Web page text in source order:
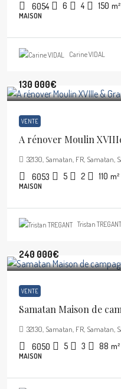
6054 6 4 150 m²
MAISON
Carine VIDAL
130 000€
VENTE
A rénover Moulin
32130, Samatan, FR, Samatan,
6053 5 2 110 m²
MAISON
Tristan TREGANT
240 000€
VENTE
Samatan Maison de
32130, Samatan, FR, Samatan,
6050 5 3 88 m²
MAISON